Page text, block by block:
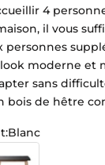
4
il vous
personnes
look moderne et
sans
bois de hêtre
Blanc